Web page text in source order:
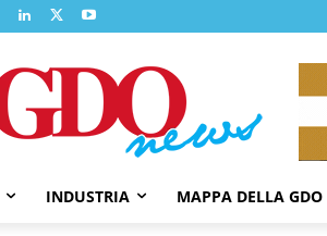
INDUSTRIA MAPPA DELLA GDO